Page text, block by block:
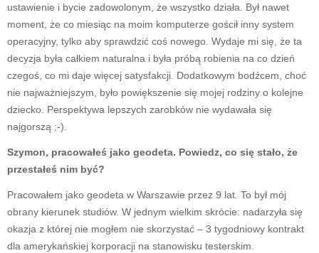
ustawienie i bycie zadowolonym, że wszystko działa. Był nawet
moment, że co miesiąc na moim komputerze gościł inny system
operacyjny, tylko aby sprawdzić coś nowego. Wydaje mi się, że ta
decyzja była całkiem naturalna i była próbą robienia na co dzień
czegoś, co mi daje więcej satysfakcji. Dodatkowym bodźcem, choć
nie najważniejszym, było powiększenie się mojej rodziny o kolejne
dziecko. Perspektywa lepszych zarobków nie wydawała się
najgorszą ;-).
Szymon, pracowałeś jako geodeta. Powiedz, co się stało, że
przestałeś nim być?
Pracowałem jako geodeta w Warszawie przez 9 lat. To był mój
obrany kierunek studiów. W jednym wielkim skrócie: nadarzyła się
okazja z której nie mogłem nie skorzystać – 3 tygodniowy kontrakt
dla amerykańskiej korporacji na stanowisku testerskim.